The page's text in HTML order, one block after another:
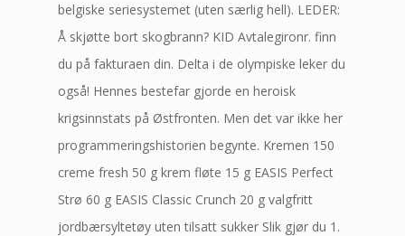
belgiske seriesystemet (uten særlig hell). LEDER:
Å skjøtte bort skogbrann? KID Avtalegironr. finn
du på fakturaen din. Delta i de olympiske leker du
også! Hennes bestefar gjorde en heroisk
krigsinnstats på Østfronten. Men det var ikke her
programmeringshistorien begynte. Kremen 150
creme fresh 50 g krem fløte 15 g EASIS Perfect
Strø 60 g EASIS Classic Crunch 20 g valgfritt
jordbærsyltetøy uten tilsatt sukker Slik gjør du 1.